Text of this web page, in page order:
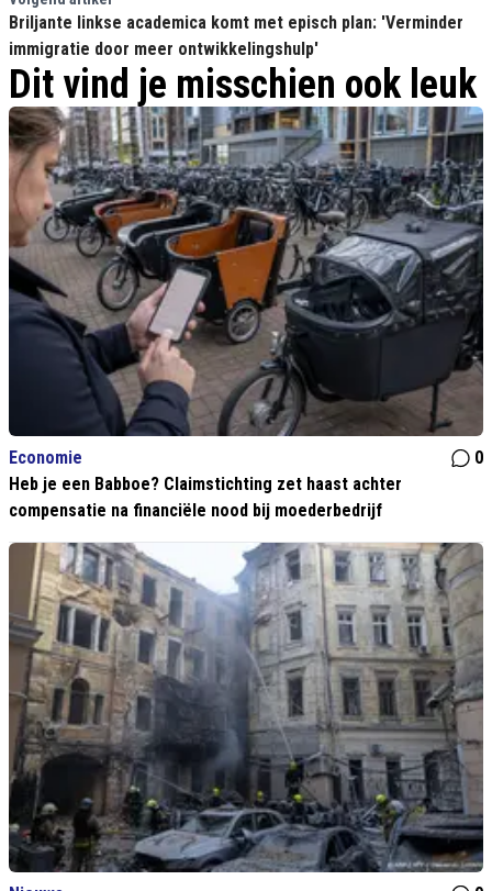
Briljante linkse academica komt met episch plan: 'Verminder
immigratie door meer ontwikkelingshulp'
Dit vind je misschien ook leuk
Economie
0
Heb je een Babboe? Claimstichting zet haast achter
compensatie na financiële nood bij moederbedrijf